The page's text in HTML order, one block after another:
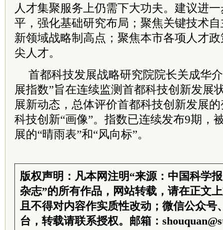
人才集聚服务上仍需下大功夫。建议进
平，强化基础研究布局；聚焦关键技术
新领域战略制高点；聚焦本市各项人才
尖人才。
首都科技发展战略研究院院长关成华
展指数”旨在连续监测首都科技创新发展
展新动态，总体评价首都科技创新发展
科技创新“画像”。指数已连续发布9期，
展的“晴雨表”和“风向标”。
版权声明：凡本网注明“来源：中国科学
杂志”的所有作品，网站转载，请在正文
且不得对内容作实质性改动；微信公众号
台，转载请联系授权。邮箱：